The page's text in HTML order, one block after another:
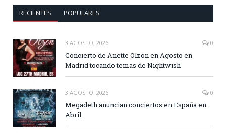
RECIENTES POPULARES
3 AGOSTO, 2026 0
Concierto de Anette Olzon en Agosto en
Madrid tocando temas de Nightwish
3 AGOSTO, 2026 0
Megadeth anuncian conciertos en España en
Abril